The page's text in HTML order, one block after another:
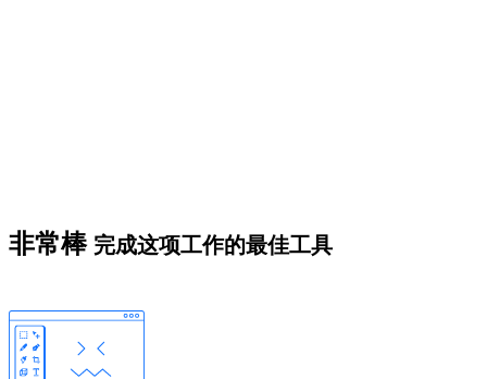
非常棒 完成这项工作的最佳工具